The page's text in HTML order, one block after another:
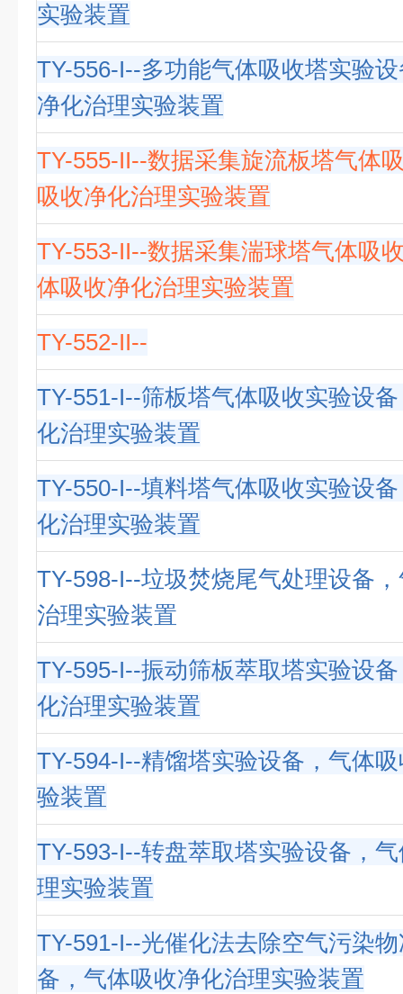
实验装置
TY-556-I--多功能气体吸收塔实验
净化治理实验装置
TY-555-II--数据采集旋流板塔气体
吸收净化治理实验装置
TY-553-II--数据采集湍球塔气体吸
体吸收净化治理实验装置
TY-552-II--
TY-551-I--筛板塔气体吸收实验设
化治理实验装置
TY-550-I--填料塔气体吸收实验设
化治理实验装置
TY-598-I--垃圾焚烧尾气处理设备
治理实验装置
TY-595-I--振动筛板萃取塔实验设
化治理实验装置
TY-594-I--精馏塔实验设备，气体
验装置
TY-593-I--转盘萃取塔实验设备，
理实验装置
TY-591-I--光催化法去除空气污染
备，气体吸收净化治理实验装置